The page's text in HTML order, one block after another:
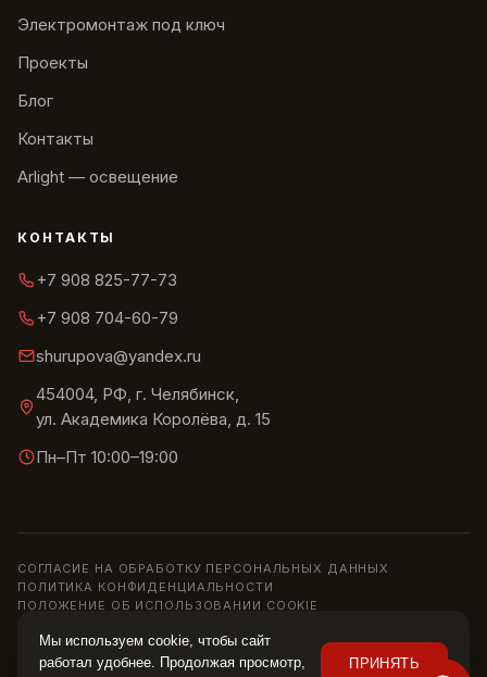
Электромонтаж под ключ
Проекты
Блог
Контакты
Arlight — освещение
КОНТАКТЫ
+7 908 825-77-73
+7 908 704-60-79
shurupova@yandex.ru
454004, РФ, г. Челябинск,
ул. Академика Королёва, д. 15
Пн–Пт 10:00–19:00
СОГЛАСИЕ НА ОБРАБОТКУ ПЕРСОНАЛЬНЫХ ДАННЫХ
ПОЛИТИКА КОНФИДЕНЦИАЛЬНОСТИ
ПОЛОЖЕНИЕ ОБ ИСПОЛЬЗОВАНИИ COOKIE
Информация на сайте носит справочный характер и не является
Мы используем cookie, чтобы сайт
работал удобнее. Продолжая просмотр,
ПРИНЯТЬ